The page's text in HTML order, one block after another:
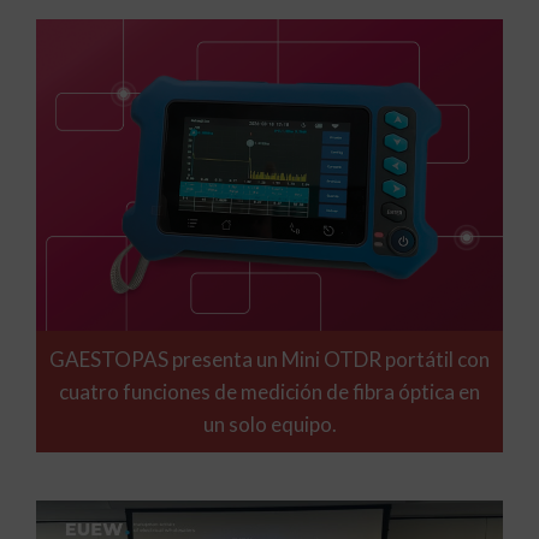
GAESTOPAS presenta un Mini OTDR portátil con
cuatro funciones de medición de fibra óptica en
un solo equipo.